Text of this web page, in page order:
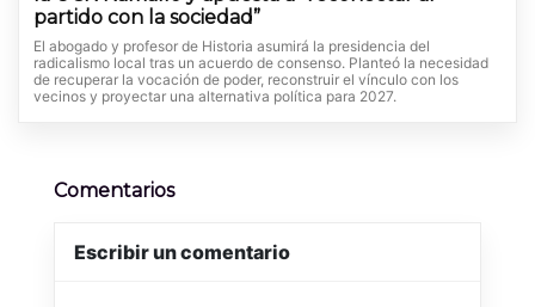
partido con la sociedad”
El abogado y profesor de Historia asumirá la presidencia del
radicalismo local tras un acuerdo de consenso. Planteó la necesidad
de recuperar la vocación de poder, reconstruir el vínculo con los
vecinos y proyectar una alternativa política para 2027.
Comentarios
Escribir un comentario